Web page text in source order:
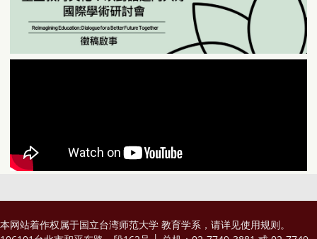
本网站着作权属于国立台湾师范大学 教育学系，请详见使用规则。